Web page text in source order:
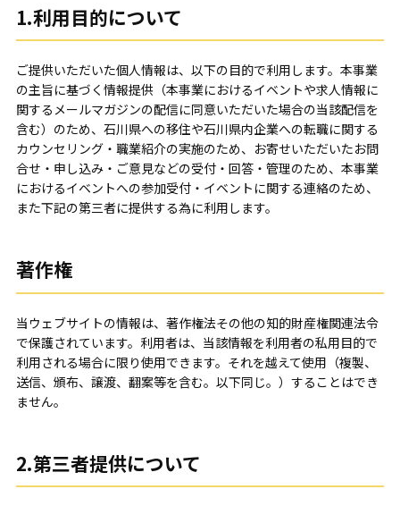
1.利用目的について
ご提供いただいた個人情報は、以下の目的で利用します。本事業
の主旨に基づく情報提供（本事業におけるイベントや求人情報に
関するメールマガジンの配信に同意いただいた場合の当該配信を
含む）のため、石川県への移住や石川県内企業への転職に関する
カウンセリング・職業紹介の実施のため、お寄せいただいたお問
合せ・申し込み・ご意見などの受付・回答・管理のため、本事業
におけるイベントへの参加受付・イベントに関する連絡のため、
また下記の第三者に提供する為に利用します。
著作権
当ウェブサイトの情報は、著作権法その他の知的財産権関連法令
で保護されています。利用者は、当該情報を利用者の私用目的で
利用される場合に限り使用できます。それを越えて使用（複製、
送信、頒布、譲渡、翻案等を含む。以下同じ。）することはでき
ません。
2.第三者提供について